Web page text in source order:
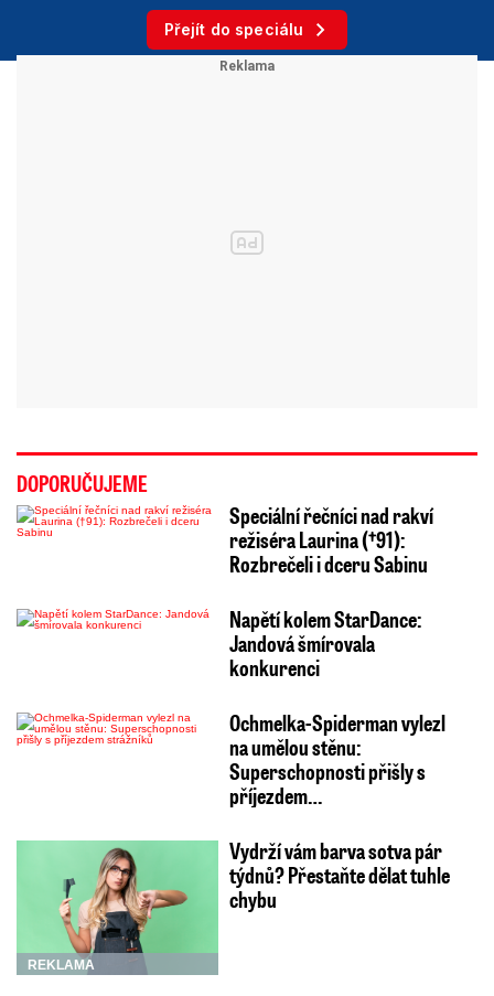
Přejít do speciálu
DOPORUČUJEME
Speciální řečníci nad rakví
režiséra Laurina (†91):
Rozbrečeli i dceru Sabinu
Napětí kolem StarDance:
Jandová šmírovala
konkurenci
Ochmelka-Spiderman vylezl
na umělou stěnu:
Superschopnosti přišly s
příjezdem…
REKLAMA
Vydrží vám barva sotva pár
týdnů? Přestaňte dělat tuhle
chybu